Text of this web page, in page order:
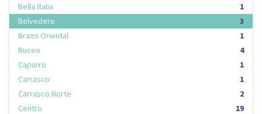
1
Bella Italia
3
Belvedere
1
Brazo Oriental
4
Buceo
1
Capurro
1
Carrasco
2
Carrasco Norte
19
Centro